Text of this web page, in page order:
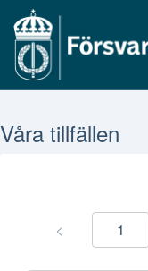
Våra tillfällen
<